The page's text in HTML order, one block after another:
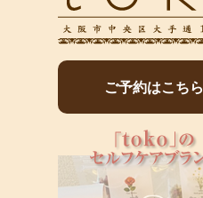
ご予約はこちら